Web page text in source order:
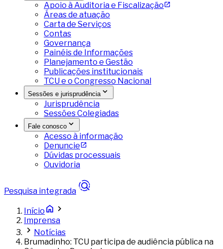
Apoio à Auditoria e Fiscalização
Áreas de atuação
Carta de Serviços
Contas
Governança
Painéis de Informações
Planejamento e Gestão
Publicações institucionais
TCU e o Congresso Nacional
Sessões e jurisprudência
Jurisprudência
Sessões Colegiadas
Fale conosco
Acesso à informação
Denuncie
Dúvidas processuais
Ouvidoria
Pesquisa integrada
Início
Imprensa
Notícias
Brumadinho: TCU participa de audiência pública na